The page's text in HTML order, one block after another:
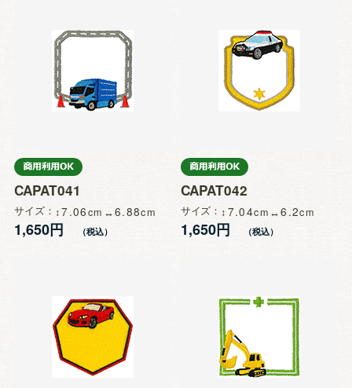
CAPAT041
サイズ 7.06 6.88
1,650円
CAPAT042
サイズ 7.04 6.2
1,650円